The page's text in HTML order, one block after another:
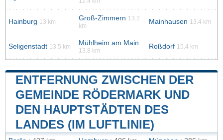
Hainburg 13 km Groß-Zimmern 13.2
km
Mainhausen 13.4 km
Seligenstadt 13.5 km Mühlheim am Main
13.8 km
Roßdorf 15.4 km
ENTFERNUNG ZWISCHEN DER
GEMEINDE RÖDERMARK UND
DEN HAUPTSTÄDTEN DES
LANDES (IM LUFTLINIE)